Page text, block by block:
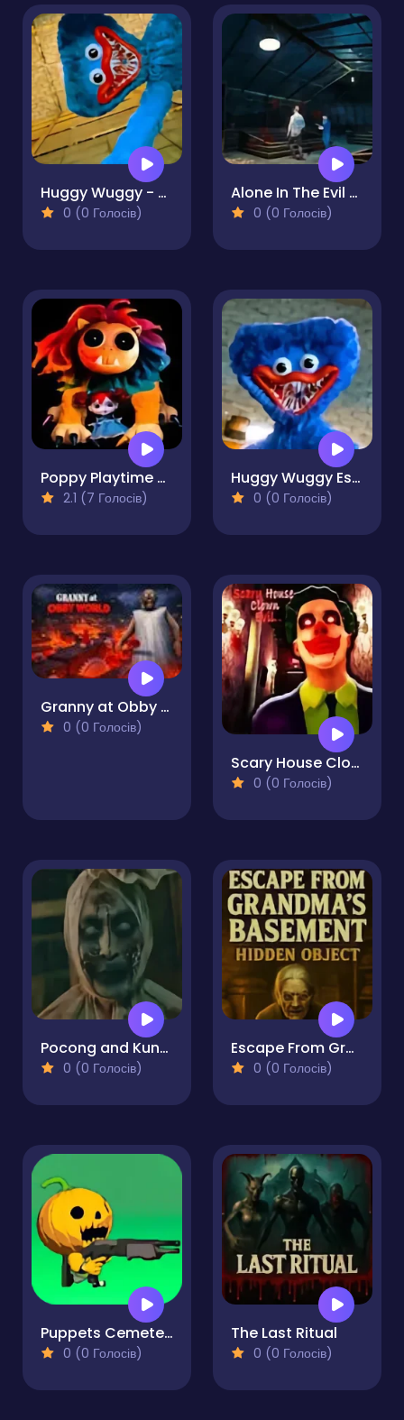
Huggy Wuggy - Guess the right door
0 (0 Голосів)
Alone In The Evil Mansion
0 (0 Голосів)
Poppy Playtime Chapter 4 Safe Haven
2.1 (7 Голосів)
Huggy Wuggy Escape
0 (0 Голосів)
Granny at Obby World
0 (0 Голосів)
Scary House Clown Evil
0 (0 Голосів)
Pocong and Kuntilanak Terror Horror
0 (0 Голосів)
Escape From Grandma's Basement - Hidden Object
0 (0 Голосів)
Puppets Cemetery
0 (0 Голосів)
The Last Ritual
0 (0 Голосів)